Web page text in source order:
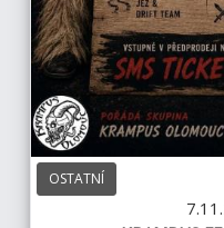
OSTATNÍ